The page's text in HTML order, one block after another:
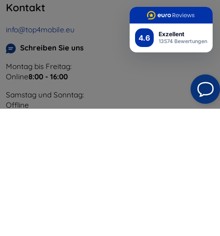
4.6 Exzellent
13574 Bewertungen
Kontakt
info@top4mobile.eu
Schreiben Sie uns
Montag bis Freitag:
Online8:00 - 16:00
Samstag und Sonntag:
Offline